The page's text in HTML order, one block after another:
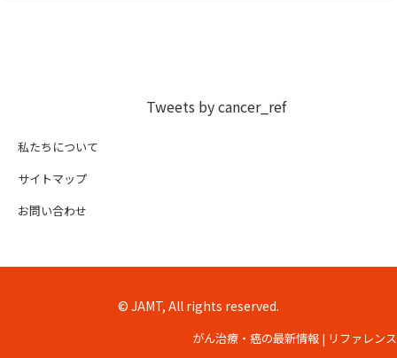
Tweets by cancer_ref
私たちについて
サイトマップ
お問い合わせ
© JAMT, All rights reserved.
がん治療・癌の最新情報 | リファレンス